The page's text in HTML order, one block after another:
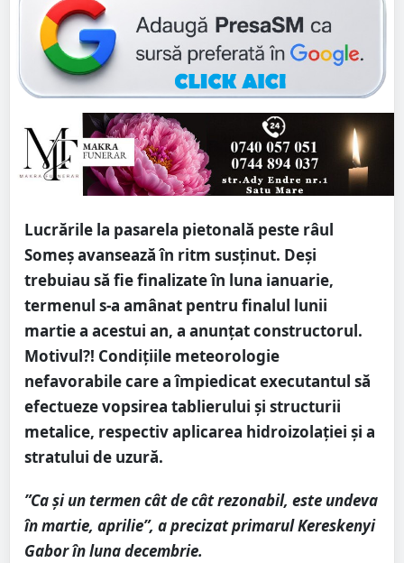
Lucrările la pasarela pietonală peste râul
Someș avansează în ritm susținut. Deși
trebuiau să fie finalizate în luna ianuarie,
termenul s-a amânat pentru finalul lunii
martie a acestui an, a anunțat constructorul.
Motivul?! Condițiile meteorologie
nefavorabile care a împiedicat executantul să
efectueze vopsirea tablierului și structurii
metalice, respectiv aplicarea hidroizolației și a
stratului de uzură.
”Ca și un termen cât de cât rezonabil, este undeva
în martie, aprilie”, a precizat primarul Kereskenyi
Gabor în luna decembrie.